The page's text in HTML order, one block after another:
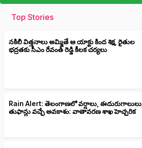
Top Stories
నకిలీ విత్తనాలు అమ్మితే ఆ యాక్టు కింద శిక్ష, రైతుల
భద్రతకు సీఎం రేవంత్ రెడ్డి కీలక చర్యలు
Rain Alert: తెలంగాణలో వర్షాలు, ఈదురుగాలులు,
తుఫాన్లు వచ్చే అవకాశం: వాతావరణ శాఖ హెచ్చరిక